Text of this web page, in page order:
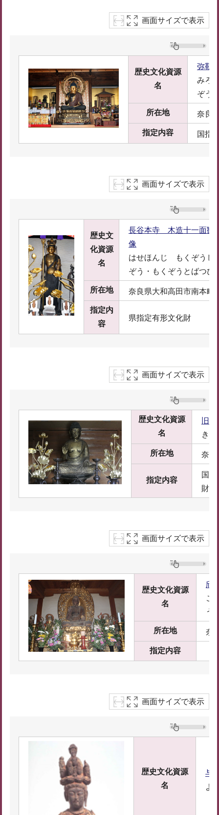
画面サイズで表示
歴史文化資源
名
弥勒
みろ
ぞう
所在地 奈良
指定内容 国指
画面サイズで表示
歴史文
化資源
名
長谷本寺 木造十一面観
像
はせほんじ もくぞうじ
ぞう・もくぞうとばつび
所在地 奈良県大和高田市南本町
指定内
容
県指定有形文化財
画面サイズで表示
歴史文化資源
名
旧
き
所在地 奈良
指定内容
国
財
画面サイズで表示
歴史文化資源
名
欣
ご
う
所在地 奈
指定内容
画面サイズで表示
歴史文化資源
名
与
よ